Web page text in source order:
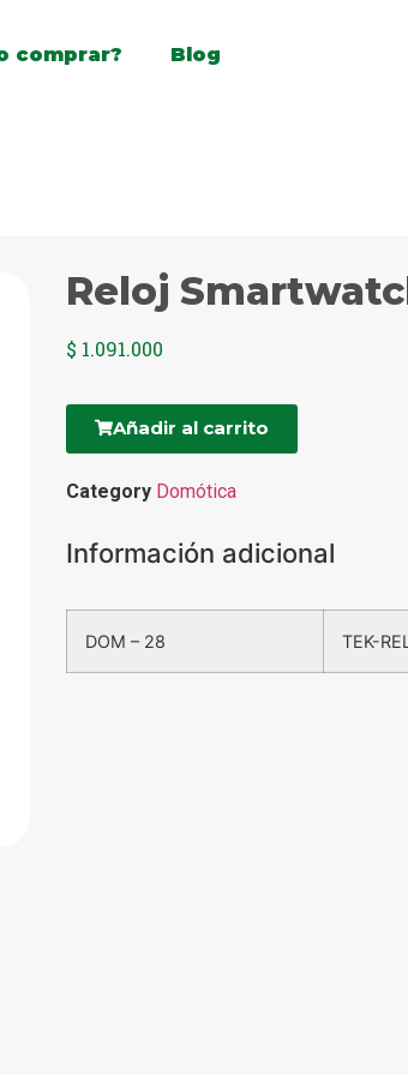
comprar? Blog
Reloj
$ 1.091.000
Añadir al carrito
Category Domótica
Información adicional
DOM – 28 TEK-